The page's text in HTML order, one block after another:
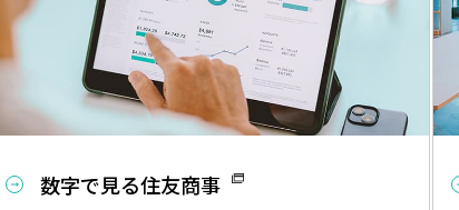
数字で見る住友商事